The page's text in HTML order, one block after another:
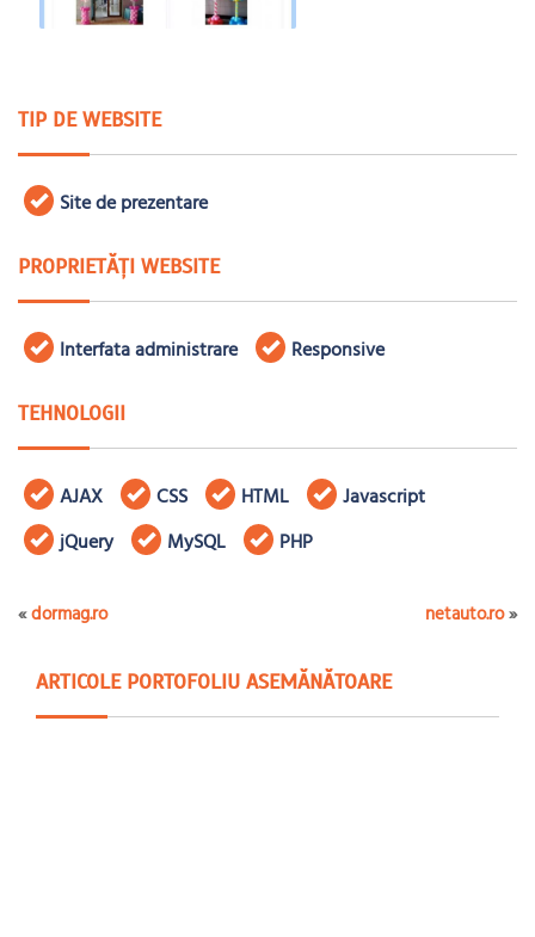
TIP DE WEBSITE
Site de prezentare
PROPRIETĂȚI WEBSITE
Interfata administrare Responsive
TEHNOLOGII
AJAX CSS HTML
Javascript
jQuery
MySQL PHP
«dormag.ro netauto.ro»
ARTICOLE PORTOFOLIU ASEMĂNĂTOARE